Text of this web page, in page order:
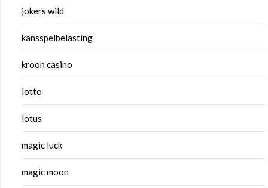
jokers wild
kansspelbelasting
kroon casino
lotto
lotus
magic luck
magic moon